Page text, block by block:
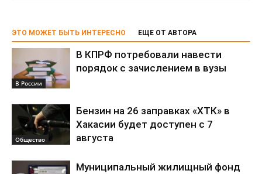
ЭТО МОЖЕТ БЫТЬ ИНТЕРЕСНО ЕЩЕ ОТ АВТОРА
В России
В КПРФ потребовали навести
порядок с зачислением в вузы
Общество
Бензин на 26 заправках «ХТК» в
Хакасии будет доступен с 7
августа
Муниципальный жилищный фонд